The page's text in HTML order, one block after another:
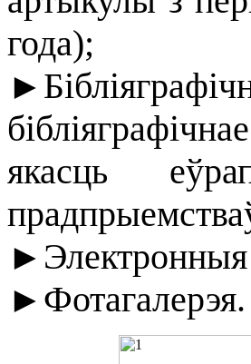
года);
якасць
►Электронныя
►Фотагалерэя.